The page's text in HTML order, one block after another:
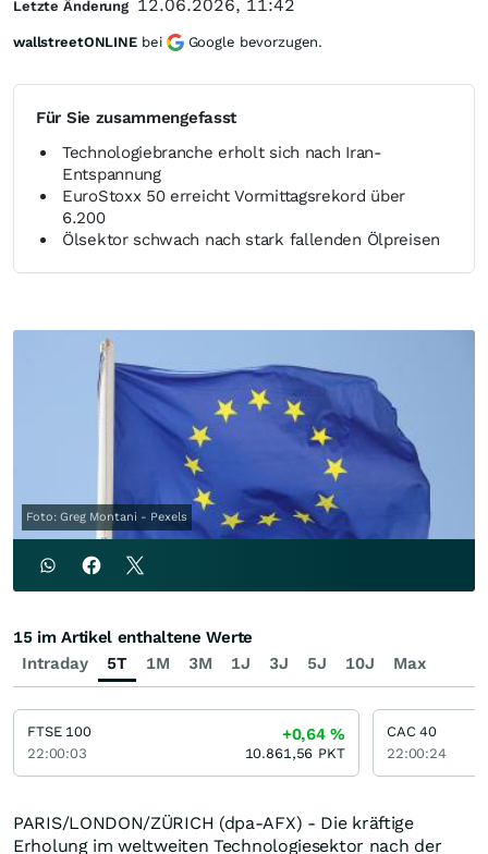
Für Sie zusammengefasst
Technologiebranche erholt sich nach Iran-
Entspannung
EuroStoxx 50 erreicht Vormittagsrekord über
6.200
Ölsektor schwach nach stark fallenden Ölpreisen
Foto: Greg Montani - Pexels
PARIS/LONDON/ZÜRICH (dpa-AFX) - Die kräftige
Erholung im weltweiten Technologiesektor nach der
Letzte Änderung 12.06.2026, 11:42
wallstreetONLINE bei Google bevorzugen.
Intraday 5T 1M 3M 1J 3J 5J 10J Max
15 im Artikel enthaltene Werte
FTSE 100
22:00:03
+0,64%
10.861,56 PKT
CAC 40
22:00:24